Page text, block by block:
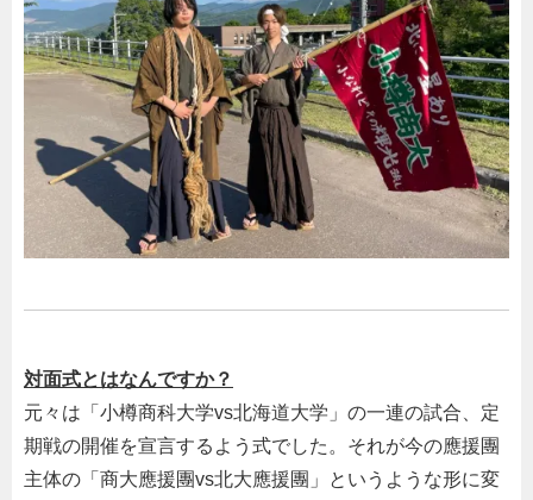
対面式とはなんですか？
元々は「小樽商科大学vs北海道大学」の一連の試合、定
期戦の開催を宣言するよう式でした。それが今の應援團
主体の「商大應援團vs北大應援團」というような形に変